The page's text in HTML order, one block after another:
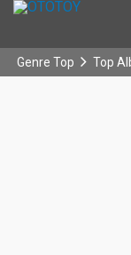
Genre Top Top